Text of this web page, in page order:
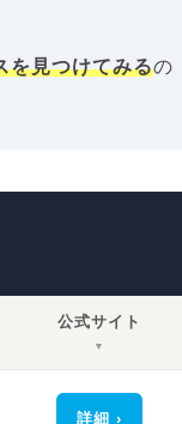
を見つけてみるの
公式サイト
▼
詳細